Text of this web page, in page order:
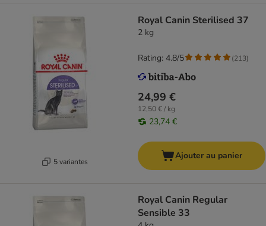
5 variantes
Royal Canin Sterilised 37
2 kg
24,99 €
12,50 € / kg
23,74 €
Rating: 4.8/5 (213)
Ajouter au panier
Royal Canin Regular
Sensible 33